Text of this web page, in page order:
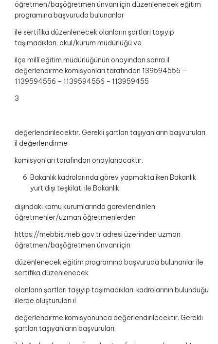
öğretmen/başöğretmen ünvanı için düzenlenecek eğitim
programına başvuruda bulunanlar
ile sertifika düzenlenecek olanların şartları taşıyıp
taşımadıkları, okul/kurum müdürlüğü ve
ilçe millî eğitim müdürlüğünün onayından sonra il
değerlendirme komisyonları tarafından 139594556 –
1139594556 – 1139594556 – 113959455
3
değerlendirilecektir. Gerekli şartları taşıyanların başvuruları,
il değerlendirme
komisyonları tarafından onaylanacaktır.
Bakanlık kadrolarında görev yapmakta iken Bakanlık
yurt dışı teşkilatı ile Bakanlık
dışındaki kamu kurumlarında görevlendirilen
öğretmenler/uzman öğretmenlerden
https://mebbis.meb.gov.tr adresi üzerinden uzman
öğretmen/başöğretmen ünvanı için
düzenlenecek eğitim programına başvuruda bulunanlar ile
sertifika düzenlenecek
olanların şartları taşıyıp taşımadıkları, kadrolarının bulunduğu
illerde oluşturulan il
değerlendirme komisyonunca değerlendirilecektir. Gerekli
şartları taşıyanların başvuruları,